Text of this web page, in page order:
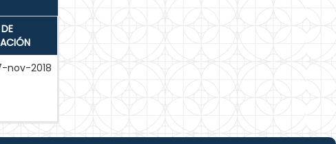
nov-2018